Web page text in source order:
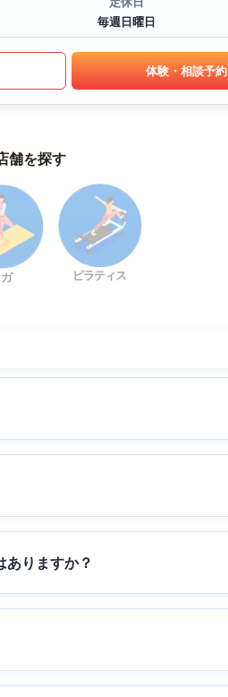
毎週日曜日
体験・相談予約
舗を探す
ピラティス
ありますか？